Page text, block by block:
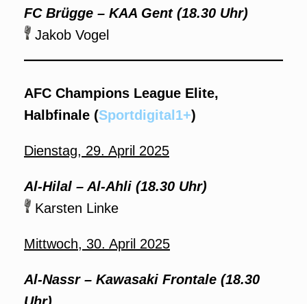
FC Brügge – KAA Gent (18.30 Uhr)
Jakob Vogel
AFC Champions League Elite,
Halbfinale (Sportdigital1+)
Dienstag, 29. April 2025
Al-Hilal – Al-Ahli (18.30 Uhr)
Karsten Linke
Mittwoch, 30. April 2025
Al-Nassr – Kawasaki Frontale (18.30